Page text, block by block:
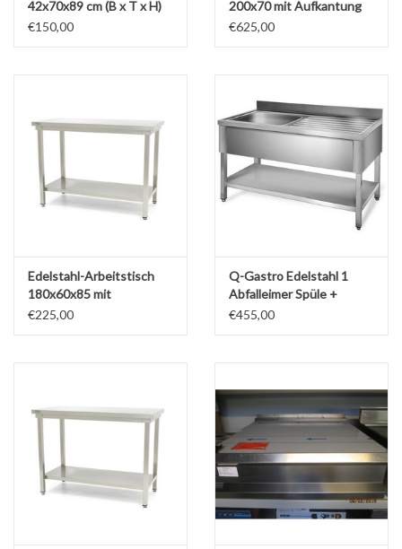
42x70x89 cm (B x T x H)
Bei Lieferung gereinigt
€150,00
200x70 mit Aufkantung
und Bodenplatte (Neu !!)
€625,00
Edelstahl-Arbeitstisch
180x60x85 mit
Grundplatte (Neu !!)
€225,00
Q-Gastro Edelstahl 1
Abfalleimer Spüle +
erhöhte Kante 140x70
€455,00